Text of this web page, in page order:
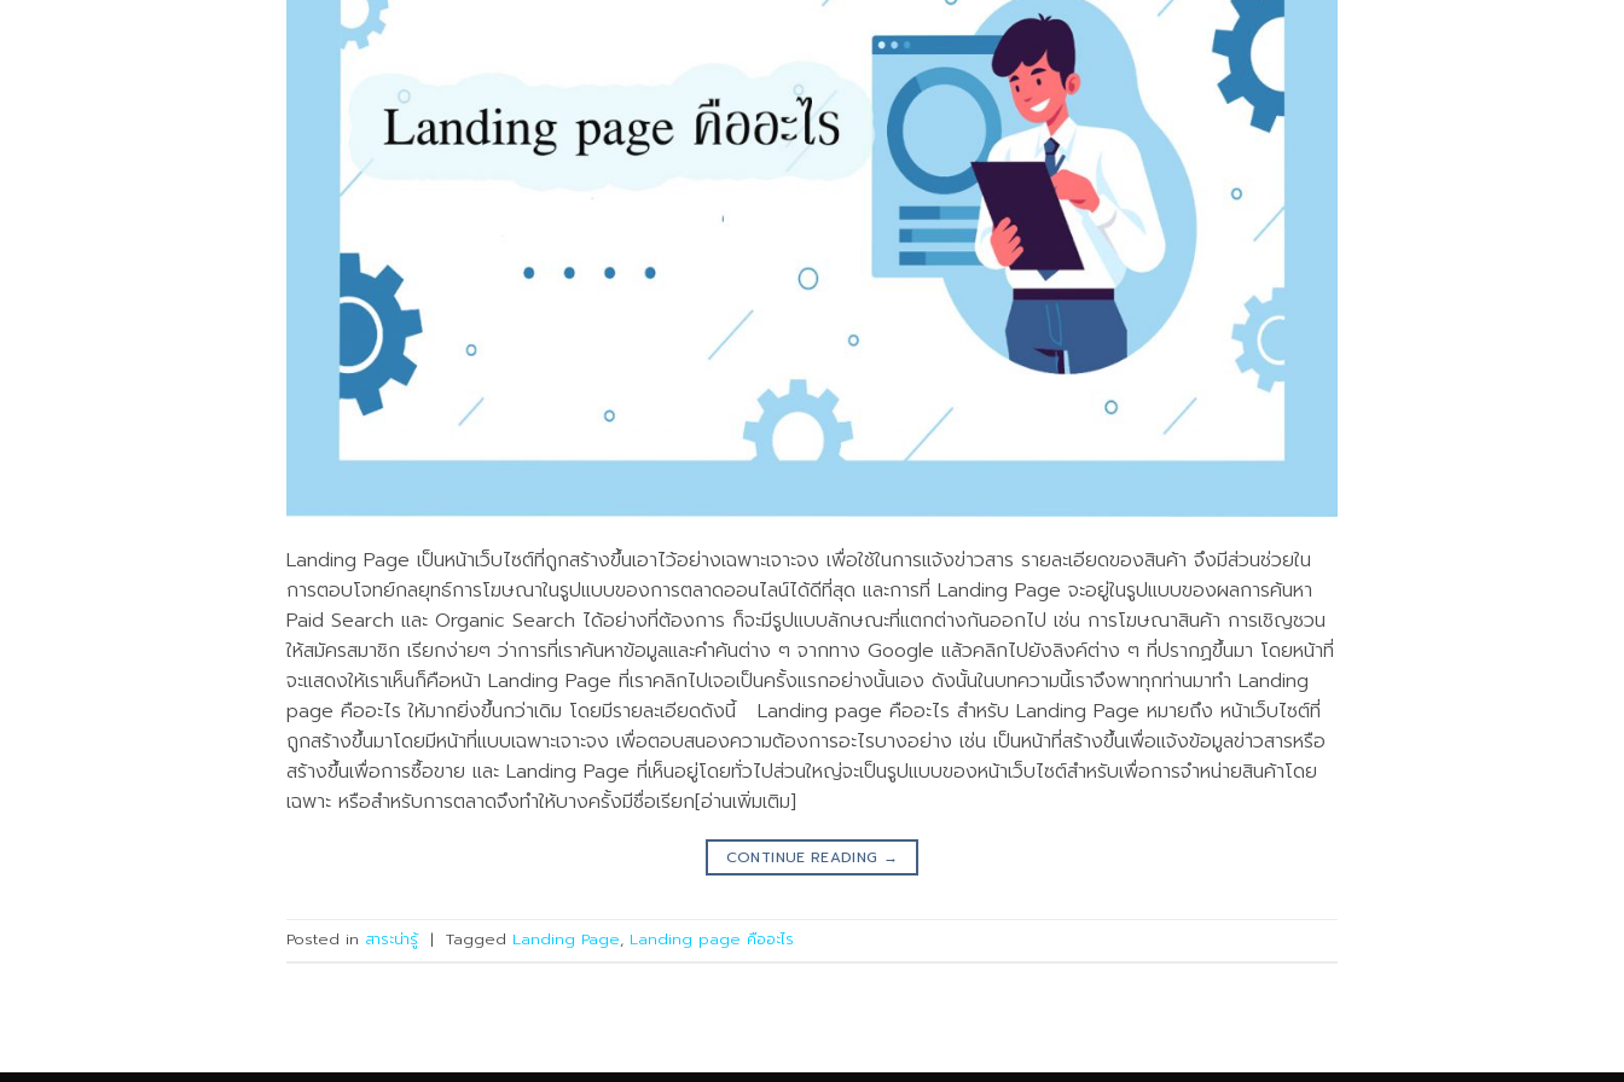
Landing Page เป็นหน้าเว็บไซต์ที่ถูกสร้างขึ้นเอาไว้อย่างเฉพาะเจาะจง เพื่อใช้ในการแจ้งข่าวสาร รายละเอียดของสินค้า จึงมีส่วนช่วยใน
การตอบโจทย์กลยุทธ์การโฆษณาในรูปแบบของการตลาดออนไลน์ได้ดีที่สุด และการที่ Landing Page จะอยู่ในรูปแบบของผลการค้นหา
Paid Search และ Organic Search ได้อย่างที่ต้องการ ก็จะมีรูปแบบลักษณะที่แตกต่างกันออกไป เช่น การโฆษณาสินค้า การเชิญชวน
ให้สมัครสมาชิก เรียกง่ายๆ ว่าการที่เราค้นหาข้อมูลและคำค้นต่าง ๆ จากทาง Google แล้วคลิกไปยังลิงค์ต่าง ๆ ที่ปรากฏขึ้นมา โดยหน้าที่
จะแสดงให้เราเห็นก็คือหน้า Landing Page ที่เราคลิกไปเจอเป็นครั้งแรกอย่างนั้นเอง ดังนั้นในบทความนี้เราจึงพาทุกท่านมาทำ Landing
page คืออะไร ให้มากยิ่งขึ้นกว่าเดิม โดยมีรายละเอียดดังนี้ Landing page คืออะไร สำหรับ Landing Page หมายถึง หน้าเว็บไซต์ที่
ถูกสร้างขึ้นมาโดยมีหน้าที่แบบเฉพาะเจาะจง เพื่อตอบสนองความต้องการอะไรบางอย่าง เช่น เป็นหน้าที่สร้างขึ้นเพื่อแจ้งข้อมูลข่าวสารหรือ
สร้างขึ้นเพื่อการซื้อขาย และ Landing Page ที่เห็นอยู่โดยทั่วไปส่วนใหญ่จะเป็นรูปแบบของหน้าเว็บไซต์สำหรับเพื่อการจำหน่ายสินค้าโดย
เฉพาะ หรือสำหรับการตลาดจึงทำให้บางครั้งมีชื่อเรียก[อ่านเพิ่มเติม]
CONTINUE READING →
Posted in สาระน่ารู้ | Tagged Landing Page, Landing page คืออะไร